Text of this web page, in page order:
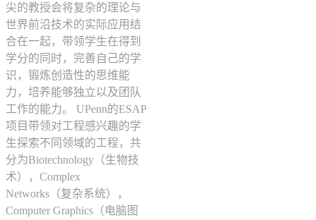
尖的教授会将复杂的理论与
世界前沿技术的实际应用结
合在一起，带领学生在得到
学分的同时，完善自己的学
识，锻炼创造性的思维能
力，培养能够独立以及团队
工作的能力。 UPenn的ESAP
项目带领对工程感兴趣的学
生探索不同领域的工程，共
分为Biotechnology（生物技
术），Complex
Networks（复杂系统），
Computer Graphics（电脑图